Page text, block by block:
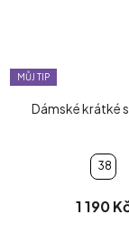
MŮJ TIP
Dámské krátké
38
1 190